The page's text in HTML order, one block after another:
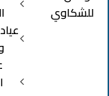
للشكاوي